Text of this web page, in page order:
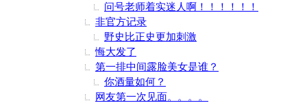
问号老师着实迷人啊！！！！！！
非官方记录
野史比正史更加刺激
悔大发了
第一排中间露脸美女是谁？
你酒量如何？
网友第一次见面。。。。